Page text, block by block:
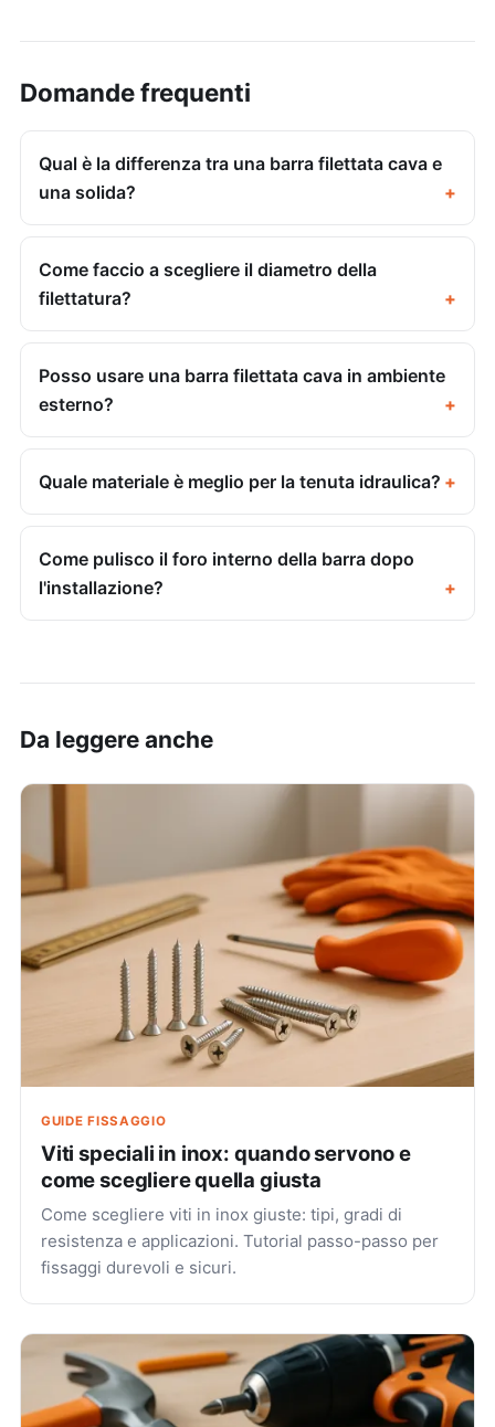
Domande frequenti
Qual è la differenza tra una barra filettata cava e
una solida?
Come faccio a scegliere il diametro della
filettatura?
Posso usare una barra filettata cava in ambiente
esterno?
Quale materiale è meglio per la tenuta idraulica?
Come pulisco il foro interno della barra dopo
l'installazione?
Da leggere anche
GUIDE FISSAGGIO
Viti speciali in inox: quando servono e
come scegliere quella giusta
Come scegliere viti in inox giuste: tipi, gradi di
resistenza e applicazioni. Tutorial passo-passo per
fissaggi durevoli e sicuri.